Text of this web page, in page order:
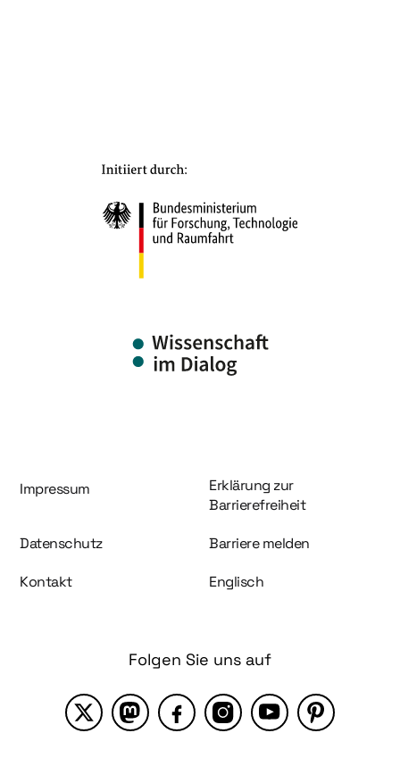
Information und Service
Impressum
Erklärung zur
Barrierefreiheit
Datenschutz Barriere melden
Kontakt Englisch
Folgen Sie uns auf